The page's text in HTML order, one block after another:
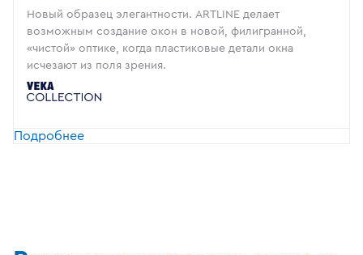
Новый образец элегантности. ARTLINE делает
возможным создание окон в новой, филигранной,
«чистой» оптике, когда пластиковые детали окна
исчезают из поля зрения.
Подробнее